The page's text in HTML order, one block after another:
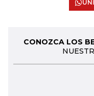
CONOZCA LOS